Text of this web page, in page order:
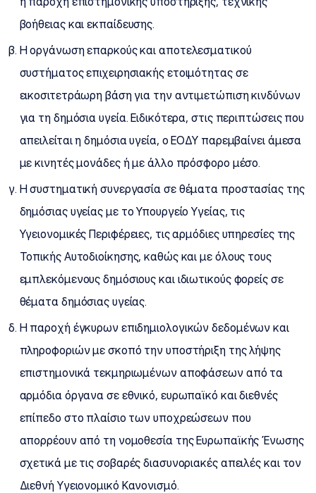
βοήθειας και εκπαίδευσης.
Η οργάνωση επαρκούς και αποτελεσματικού
συστήματος επιχειρησιακής ετοιμότητας σε
εικοσιτετράωρη βάση για την αντιμετώπιση κινδύνων
για τη δημόσια υγεία. Ειδικότερα, στις περιπτώσεις που
απειλείται η δημόσια υγεία, ο ΕΟΔΥ παρεμβαίνει άμεσα
με κινητές μονάδες ή με άλλο πρόσφορο μέσο.
Η συστηματική συνεργασία σε θέματα προστασίας της
δημόσιας υγείας με το Υπουργείο Υγείας, τις
Υγειονομικές Περιφέρειες, τις αρμόδιες υπηρεσίες της
Τοπικής Αυτοδιοίκησης, καθώς και με όλους τους
εμπλεκόμενους δημόσιους και ιδιωτικούς φορείς σε
θέματα δημόσιας υγείας.
Η παροχή έγκυρων επιδημιολογικών δεδομένων και
πληροφοριών με σκοπό την υποστήριξη της λήψης
επιστημονικά τεκμηριωμένων αποφάσεων από τα
αρμόδια όργανα σε εθνικό, ευρωπαϊκό και διεθνές
επίπεδο στο πλαίσιο των υποχρεώσεων που
απορρέουν από τη νομοθεσία της Ευρωπαϊκής Ένωσης
σχετικά με τις σοβαρές διασυνοριακές απειλές και τον
Διεθνή Υγειονομικό Κανονισμό.